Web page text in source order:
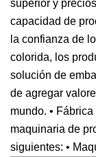
superior y
capacidad de
la confianza de
colorida, los
solución de
de agregar
mundo. •
maquinaria de
siguientes: •